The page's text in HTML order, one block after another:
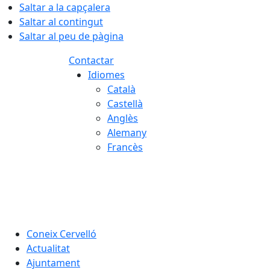
Saltar a la capçalera
Saltar al contingut
Saltar al peu de pàgina
Contactar
Idiomes
Català
Castellà
Anglès
Alemany
Francès
Coneix Cervelló
Actualitat
Ajuntament